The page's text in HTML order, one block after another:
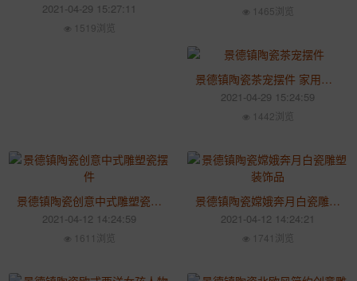
2021-04-29 15:27:11
1519浏览
1465浏览
景德镇陶瓷茶宠摆件 家用陶瓷观音佛像摆柜供奉家用禅意和尚雕塑瓷
2021-04-29 15:24:59
1442浏览
景德镇陶瓷创意中式雕塑瓷摆件 家用客厅玄关卧室书房博古架小饰品
2021-04-12 14:24:59
1611浏览
景德镇陶瓷嫦娥奔月白瓷雕塑装饰品 家用创意玄关工艺装饰摆件
2021-04-12 14:24:21
1741浏览